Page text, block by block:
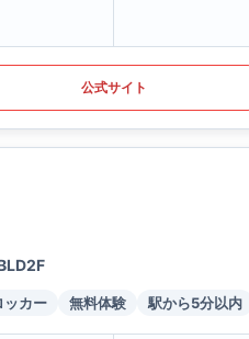
公式サイト
ッカー 無料体験 駅から5分以内